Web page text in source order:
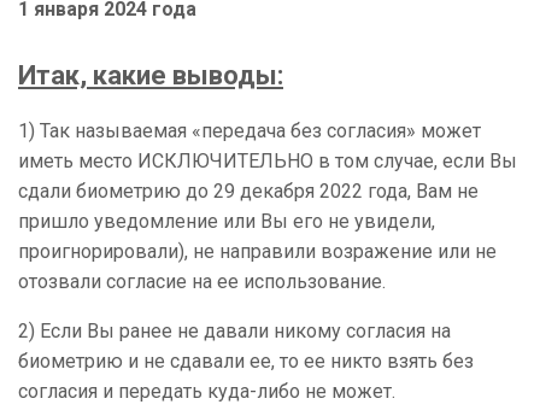
1 января 2024 года
Итак, какие выводы:
1) Так называемая «передача без согласия» может
иметь место ИСКЛЮЧИТЕЛЬНО в том случае, если Вы
сдали биометрию до 29 декабря 2022 года, Вам не
пришло уведомление или Вы его не увидели,
проигнорировали), не направили возражение или не
отозвали согласие на ее использование.
2) Если Вы ранее не давали никому согласия на
биометрию и не сдавали ее, то ее никто взять без
согласия и передать куда-либо не может.